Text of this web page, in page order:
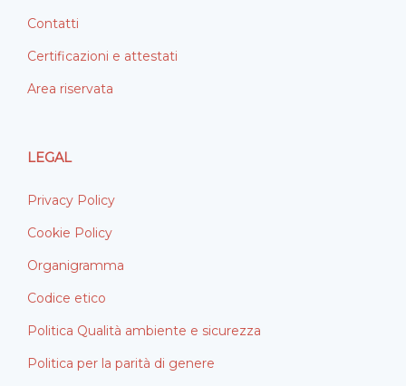
Contatti
Certificazioni e attestati
Area riservata
LEGAL
Privacy Policy
Cookie Policy
Organigramma
Codice etico
Politica Qualità ambiente e sicurezza
Politica per la parità di genere